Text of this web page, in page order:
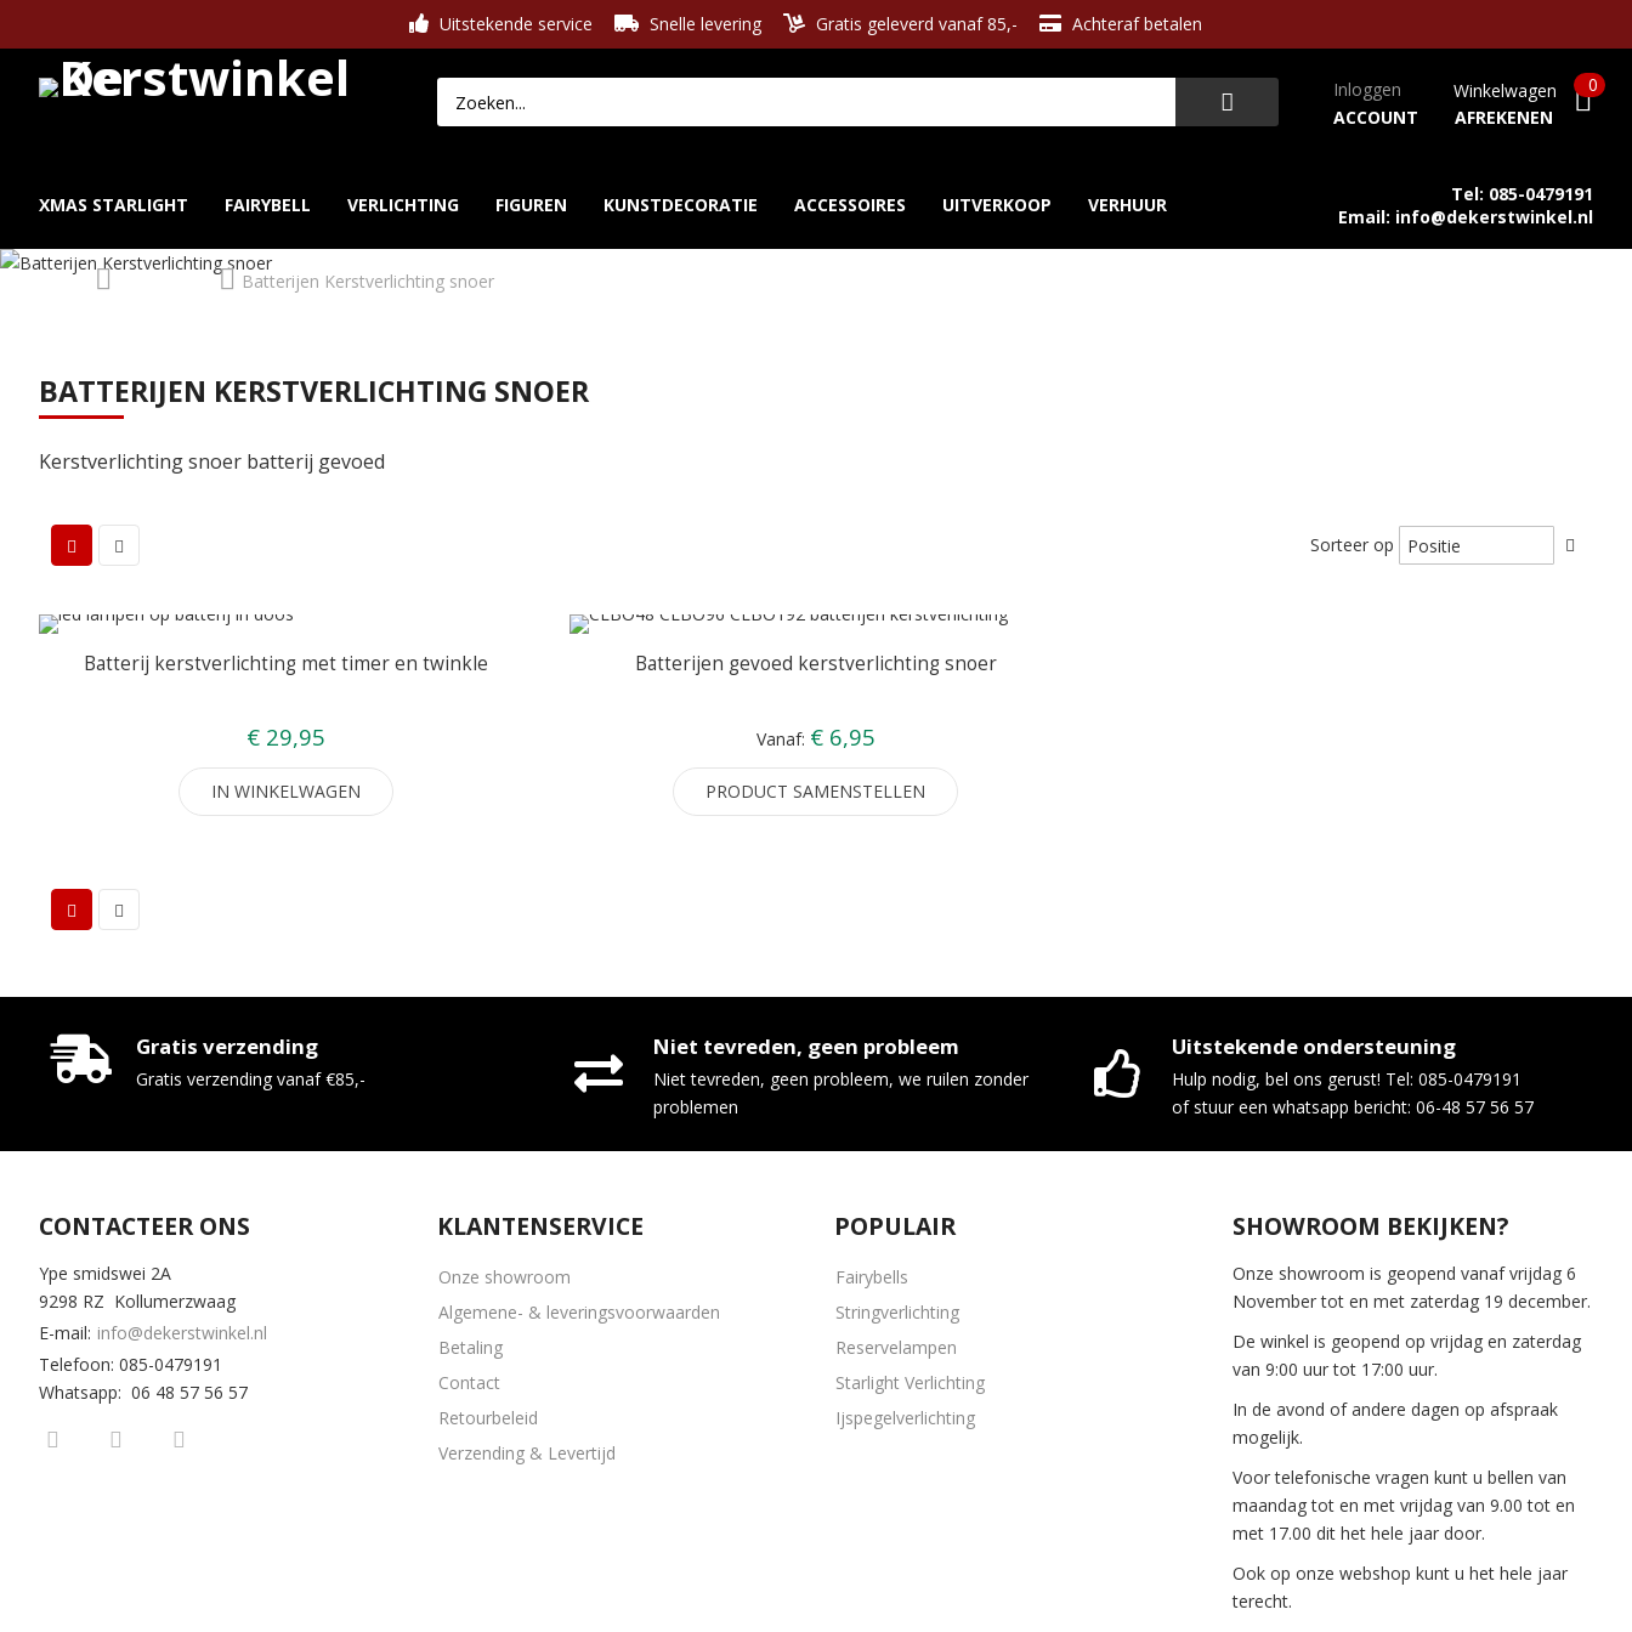
Uitstekende service Snelle levering Gratis geleverd vanaf 85,- Achteraf betalen
Inloggen
ACCOUNT
Winkelwagen
AFREKENEN
0
XMAS STARLIGHT FAIRYBELL VERLICHTING FIGUREN KUNSTDECORATIE ACCESSOIRES UITVERKOOP VERHUUR
Tel: 085-0479191
Email: info@dekerstwinkel.nl
Home Batterijen Kerstverlichting snoer
BATTERIJEN KERSTVERLICHTING SNOER
Kerstverlichting snoer batterij gevoed
Sorteer op
Batterij kerstverlichting met timer en twinkle
€ 29,95
IN WINKELWAGEN
Batterijen gevoed kerstverlichting snoer
Vanaf: € 6,95
PRODUCT SAMENSTELLEN
Gratis verzending
Gratis verzending vanaf €85,-
Niet tevreden, geen probleem
Niet tevreden, geen probleem, we ruilen zonder
problemen
Uitstekende ondersteuning
Hulp nodig, bel ons gerust! Tel: 085-0479191
of stuur een whatsapp bericht: 06-48 57 56 57
CONTACTEER ONS
Ype smidswei 2A
9298 RZ Kollumerzwaag
E-mail: info@dekerstwinkel.nl
Telefoon: 085-0479191
Whatsapp: 06 48 57 56 57
KLANTENSERVICE
Onze showroom
Algemene- & leveringsvoorwaarden
Betaling
Contact
Retourbeleid
Verzending & Levertijd
POPULAIR
Fairybells
Stringverlichting
Reservelampen
Starlight Verlichting
Ijspegelverlichting
SHOWROOM BEKIJKEN?
Onze showroom is geopend vanaf vrijdag 6
November tot en met zaterdag 19 december.
De winkel is geopend op vrijdag en zaterdag
van 9:00 uur tot 17:00 uur.
In de avond of andere dagen op afspraak
mogelijk.
Voor telefonische vragen kunt u bellen van
maandag tot en met vrijdag van 9.00 tot en
met 17.00 dit het hele jaar door.
Ook op onze webshop kunt u het hele jaar
terecht.